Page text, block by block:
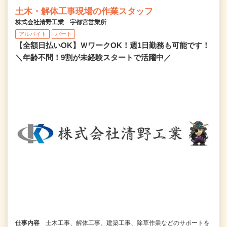
土木・解体工事現場の作業スタッフ
株式会社清野工業 宇都宮営業所
アルバイト パート
【全額日払いOK】ＷワークOK！週1日勤務も可能です！
＼年齢不問！9割が未経験スタートで活躍中／
仕事内容
土木工事、解体工事、建築工事、除草作業などのサポートを